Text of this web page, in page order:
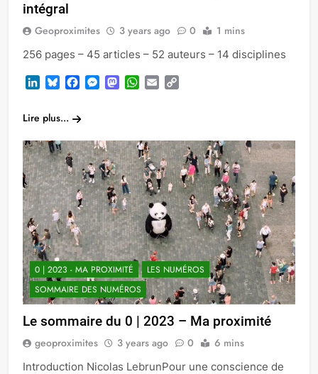
intégral
Geoproximites 3 years ago 0 1 mins
256 pages – 45 articles – 52 auteurs – 14 disciplines
LinkedInBlueskyFacebook
Messenger
Mastodon
WhatsApp
Email
Lire plus...
0 | 2023 - MA PROXIMITÉ
LES NUMÉROS
SOMMAIRE DES NUMÉROS
Le sommaire du 0 | 2023 – Ma proximité
geoproximites 3 years ago 0 6 mins
Introduction Nicolas LebrunPour une conscience de